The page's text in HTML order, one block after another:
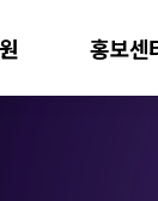
홍보센